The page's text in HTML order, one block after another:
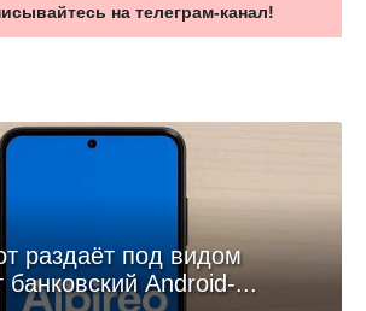
на телеграм-канал!
раздаёт под видом
Android-...